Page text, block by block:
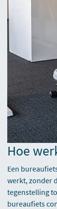
Hoe
Een
werkt, zonder
tegenstelling
bureaufiets